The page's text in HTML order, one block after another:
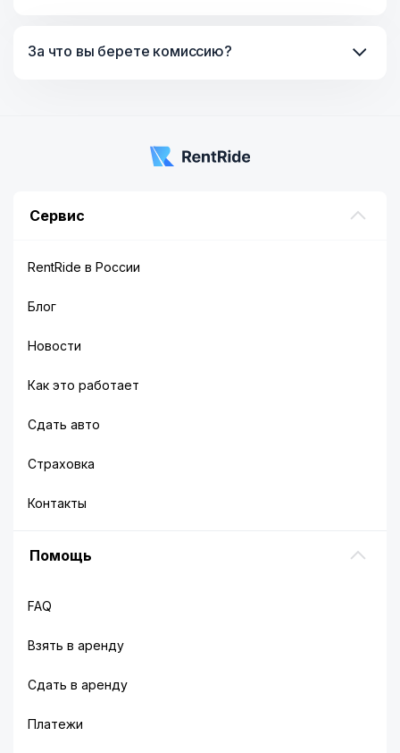
За что вы берете комиссию?
Сервис
RentRide в России
Блог
Новости
Как это работает
Сдать авто
Страховка
Контакты
Помощь
FAQ
Взять в аренду
Сдать в аренду
Платежи